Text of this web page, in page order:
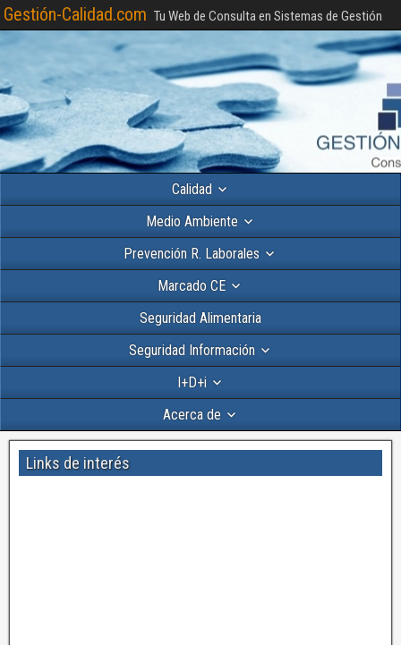
Gestión-Calidad.com Tu Web de Consulta en Sistemas de Gestión
Calidad
Medio Ambiente
Prevención R. Laborales
Marcado CE
Seguridad Alimentaria
Seguridad Información
I+D+i
Acerca de
Links de interés